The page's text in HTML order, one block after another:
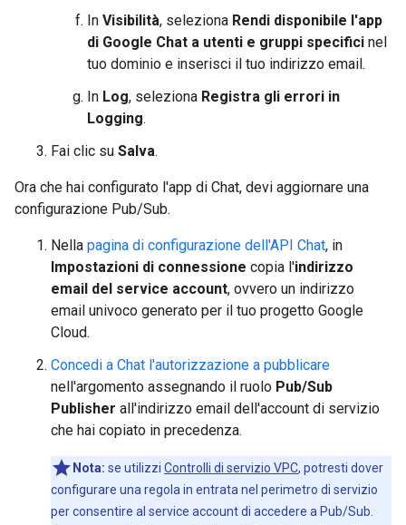
In Visibilità, seleziona Rendi disponibile l'app
di Google Chat a utenti e gruppi specifici nel
tuo dominio e inserisci il tuo indirizzo email.
In Log, seleziona Registra gli errori in
Logging.
Fai clic su Salva.
Ora che hai configurato l'app di Chat, devi aggiornare una
configurazione Pub/Sub.
Nella pagina di configurazione dell'API Chat, in
Impostazioni di connessione copia l'indirizzo
email del service account, ovvero un indirizzo
email univoco generato per il tuo progetto Google
Cloud.
Concedi a Chat l'autorizzazione a pubblicare
nell'argomento assegnando il ruolo Pub/Sub
Publisher all'indirizzo email dell'account di servizio
che hai copiato in precedenza.
Nota: se utilizzi Controlli di servizio VPC, potresti dover
configurare una regola in entrata nel perimetro di servizio
per consentire al service account di accedere a Pub/Sub.